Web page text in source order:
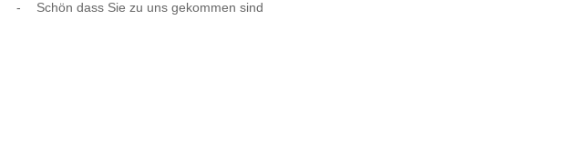
- Schön dass Sie zu uns gekommen sind